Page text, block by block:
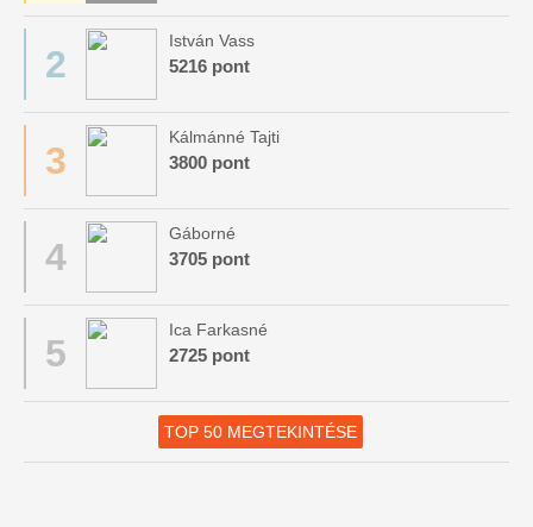
2
István Vass
5216 pont
3
Kálmánné Tajti
3800 pont
4
Gáborné
3705 pont
5
Ica Farkasné
2725 pont
TOP 50 MEGTEKINTÉSE